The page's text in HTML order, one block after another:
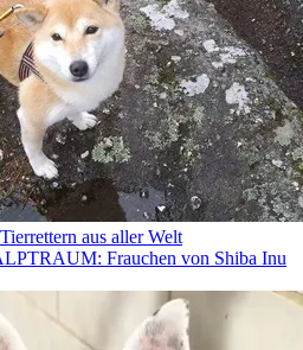
aus aller Welt
Frauchen von Shiba Inu